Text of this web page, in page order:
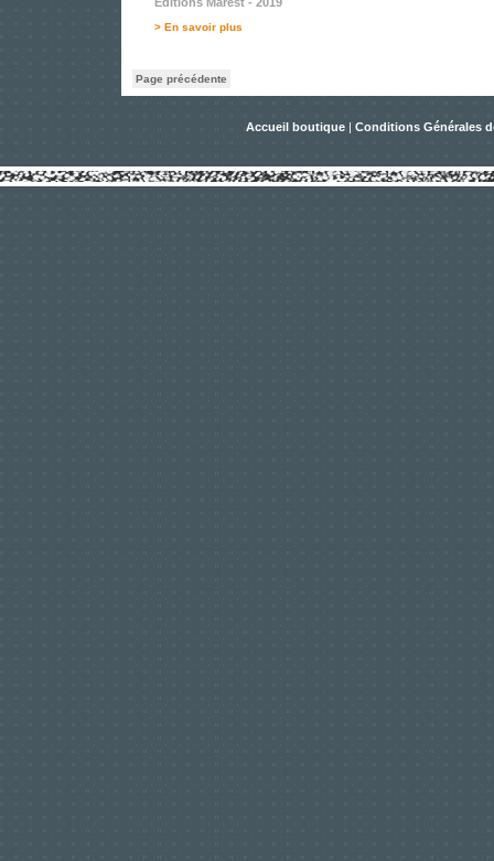
> En savoir plus
Page précédente
Accueil boutique | Conditions Générales